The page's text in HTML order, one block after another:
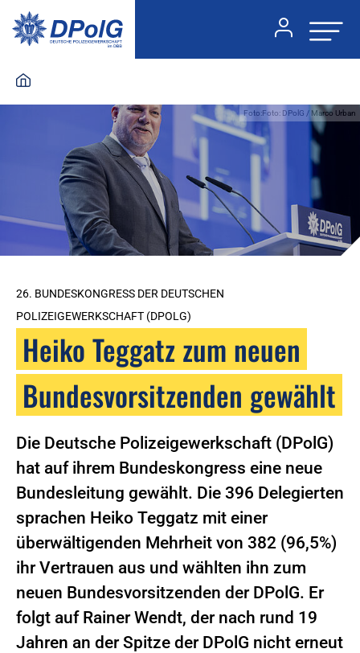
Foto:Foto: DPolG / Marco Urban
26. BUNDESKONGRESS DER DEUTSCHEN
POLIZEIGEWERKSCHAFT (DPOLG)
Heiko Teggatz zum neuen
Bundesvorsitzenden gewählt
Die Deutsche Polizeigewerkschaft (DPolG)
hat auf ihrem Bundeskongress eine neue
Bundesleitung gewählt. Die 396 Delegierten
sprachen Heiko Teggatz mit einer
überwältigenden Mehrheit von 382 (96,5%)
ihr Vertrauen aus und wählten ihn zum
neuen Bundesvorsitzenden der DPolG. Er
folgt auf Rainer Wendt, der nach rund 19
Jahren an der Spitze der DPolG nicht erneut